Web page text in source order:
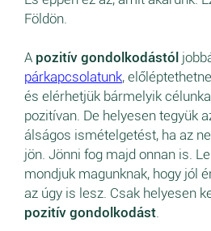
Földön.
A pozitív gondolkodástól
párkapcsolatunk,
és elérhetjük bármelyik
pozitívan. De helyesen tegyük
álságos ismételgetést, ha az
jön. Jönni fog majd onnan is.
mondjuk magunknak, hogy jól
az úgy is lesz. Csak helyesen
pozitív gondolkodást